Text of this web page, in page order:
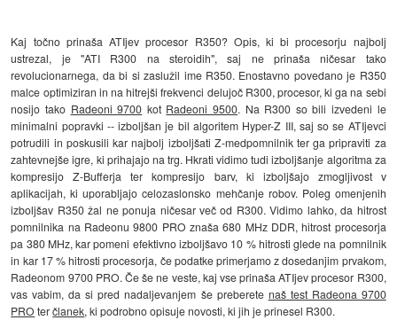
Kaj točno prinaša ATIjev procesor R350? Opis, ki bi procesorju najbolj
ustrezal, je "ATI R300 na steroidih", saj ne prinaša ničesar tako
revolucionarnega, da bi si zaslužil ime R350. Enostavno povedano je R350
malce optimiziran in na hitrejši frekvenci delujoč R300, procesor, ki ga na sebi
nosijo tako Radeoni 9700 kot Radeoni 9500. Na R300 so bili izvedeni le
minimalni popravki -- izboljšan je bil algoritem Hyper-Z III, saj so se ATIjevci
potrudili in poskusili kar najbolj izboljšati Z-medpomnilnik ter ga pripraviti za
zahtevnejše igre, ki prihajajo na trg. Hkrati vidimo tudi izboljšanje algoritma za
kompresijo Z-Bufferja ter kompresijo barv, ki izboljšajo zmogljivost v
aplikacijah, ki uporabljajo celozaslonsko mehčanje robov. Poleg omenjenih
izboljšav R350 žal ne ponuja ničesar več od R300. Vidimo lahko, da hitrost
pomnilnika na Radeonu 9800 PRO znaša 680 MHz DDR, hitrost procesorja
pa 380 MHz, kar pomeni efektivno izboljšavo 10 % hitrosti glede na pomnilnik
in kar 17 % hitrosti procesorja, če podatke primerjamo z dosedanjim prvakom,
Radeonom 9700 PRO. Če še ne veste, kaj vse prinaša ATIjev procesor R300,
vas vabim, da si pred nadaljevanjem še preberete naš test Radeona 9700
PRO terčlanek, ki podrobno opisuje novosti, ki jih je prinesel R300.